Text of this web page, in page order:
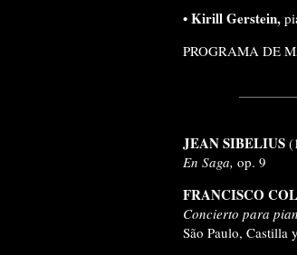
• Kirill Gerstein,
PROGRAMA DE
JEAN SIBELIUS
En Saga, op. 9
FRANCISCO
Concierto para
São Paulo, Castilla